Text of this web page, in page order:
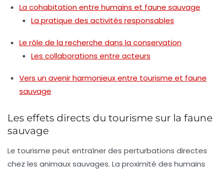
La cohabitation entre humains et faune sauvage
La pratique des activités responsables
Le rôle de la recherche dans la conservation
Les collaborations entre acteurs
Vers un avenir harmonieux entre tourisme et faune
sauvage
Les effets directs du tourisme sur la faune
sauvage
Le tourisme peut entraîner des perturbations directes
chez les animaux sauvages. La proximité des humains